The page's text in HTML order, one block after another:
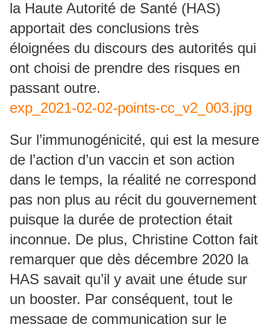
la Haute Autorité de Santé (HAS)
apportait des conclusions très
éloignées du discours des autorités qui
ont choisi de prendre des risques en
passant outre.
exp_2021-02-02-points-cc_v2_003.jpg
Sur l’immunogénicité, qui est la mesure
de l’action d’un vaccin et son action
dans le temps, la réalité ne correspond
pas non plus au récit du gouvernement
puisque la durée de protection était
inconnue. De plus, Christine Cotton fait
remarquer que dès décembre 2020 la
HAS savait qu’il y avait une étude sur
un booster. Par conséquent, tout le
message de communication sur le